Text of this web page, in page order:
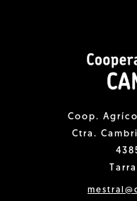
Coop.
Ctra.